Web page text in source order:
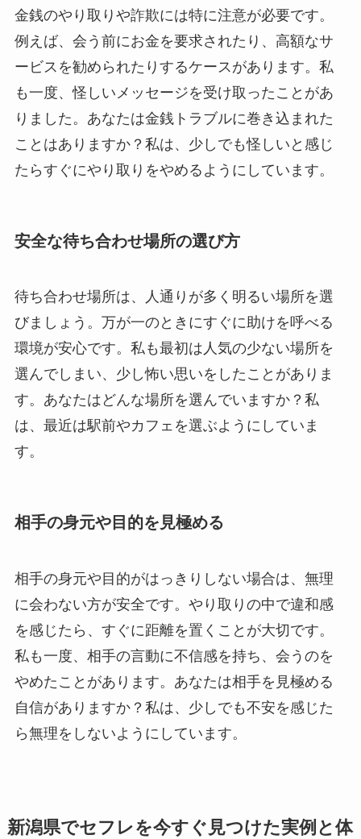
金銭のやり取りや詐欺には特に注意が必要です。
例えば、会う前にお金を要求されたり、高額なサ
ービスを勧められたりするケースがあります。私
も一度、怪しいメッセージを受け取ったことがあ
りました。あなたは金銭トラブルに巻き込まれた
ことはありますか？私は、少しでも怪しいと感じ
たらすぐにやり取りをやめるようにしています。
安全な待ち合わせ場所の選び方
待ち合わせ場所は、人通りが多く明るい場所を選
びましょう。万が一のときにすぐに助けを呼べる
環境が安心です。私も最初は人気の少ない場所を
選んでしまい、少し怖い思いをしたことがありま
す。あなたはどんな場所を選んでいますか？私
は、最近は駅前やカフェを選ぶようにしていま
す。
相手の身元や目的を見極める
相手の身元や目的がはっきりしない場合は、無理
に会わない方が安全です。やり取りの中で違和感
を感じたら、すぐに距離を置くことが大切です。
私も一度、相手の言動に不信感を持ち、会うのを
やめたことがあります。あなたは相手を見極める
自信がありますか？私は、少しでも不安を感じた
ら無理をしないようにしています。
新潟県でセフレを今すぐ見つけた実例と体